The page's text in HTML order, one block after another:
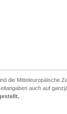
die Mitteleuropäische
auch auf